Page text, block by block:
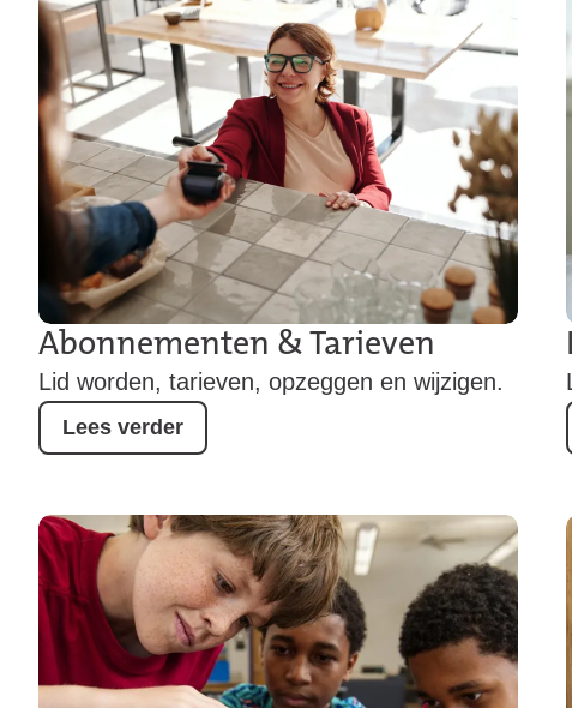
Lees verder
Abonnementen & Tarieven
Lid worden, tarieven, opzeggen en wijzigen.